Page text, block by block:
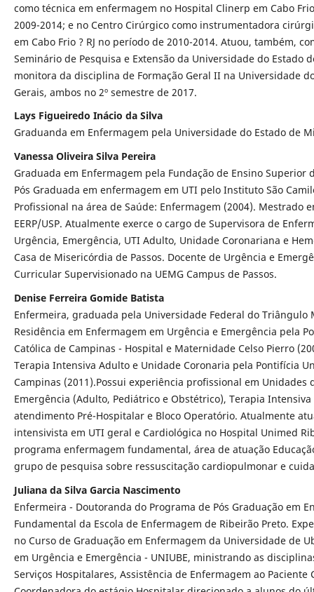
como técnica em enfermagem no Hospital Clinerp em Cabo
2009-2014; e no Centro Cirúrgico como instrumentadora
em Cabo Frio ? RJ no período de 2010-2014. Atuou, também,
Seminário de Pesquisa e Extensão da Universidade do Estado
monitora da disciplina de Formação Geral II na Universidade
Gerais, ambos no 2º semestre de 2017.
Lays Figueiredo Inácio da Silva
Graduanda em Enfermagem pela Universidade do Estado de
Vanessa Oliveira Silva Pereira
Graduada em Enfermagem pela Fundação de Ensino Superior
Pós Graduada em enfermagem em UTI pelo Instituto São
Profissional na área de Saúde: Enfermagem (2004). Mestrado
EERP/USP. Atualmente exerce o cargo de Supervisora de
Urgência, Emergência, UTI Adulto, Unidade Coronariana e
Casa de Misericórdia de Passos. Docente de Urgência e
Curricular Supervisionado na UEMG Campus de Passos.
Denise Ferreira Gomide Batista
Enfermeira, graduada pela Universidade Federal do Triângulo
Residência em Enfermagem em Urgência e Emergência pela
Católica de Campinas - Hospital e Maternidade Celso Pierro
Terapia Intensiva Adulto e Unidade Coronaria pela Pontifícia
Campinas (2011).Possui experiência profissional em Unidades
Emergência (Adulto, Pediátrico e Obstétrico), Terapia
atendimento Pré-Hospitalar e Bloco Operatório. Atualmente
intensivista em UTI geral e Cardiológica no Hospital Unimed
programa enfermagem fundamental, área de atuação
grupo de pesquisa sobre ressuscitação cardiopulmonar e
Juliana da Silva Garcia Nascimento
Enfermeira - Doutoranda do Programa de Pós Graduação em
Fundamental da Escola de Enfermagem de Ribeirão Preto.
no Curso de Graduação em Enfermagem da Universidade de
em Urgência e Emergência - UNIUBE, ministrando as
Serviços Hospitalares, Assistência de Enfermagem ao Paciente